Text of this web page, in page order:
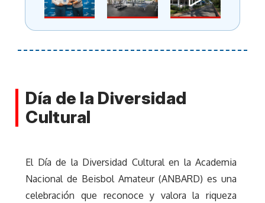
Día de la Diversidad
Cultural
El Día de la Diversidad Cultural en la Academia
Nacional de Beisbol Amateur (ANBARD) es una
celebración que reconoce y valora la riqueza